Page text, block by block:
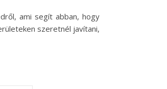
ami segít abban, hogy
szeretnél javítani,